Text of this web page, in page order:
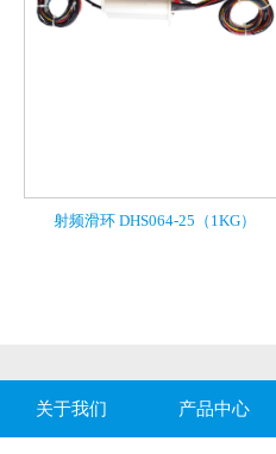
射频滑环 DHS064-25（1KG）
关于我们 产品中心